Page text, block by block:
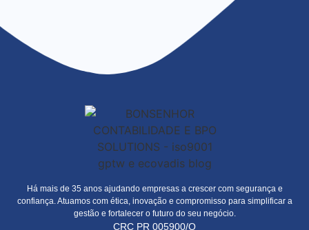
Há mais de 35 anos ajudando empresas a crescer com segurança e
confiança. Atuamos com ética, inovação e compromisso para simplificar a
gestão e fortalecer o futuro do seu negócio.
CRC PR 005900/O